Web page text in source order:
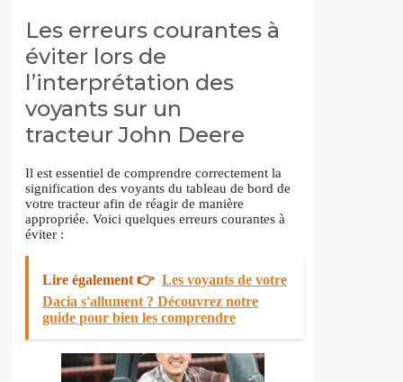
Les erreurs courantes à
éviter lors de
l’interprétation des
voyants sur un
tracteur John Deere
Il est essentiel de comprendre correctement la
signification des voyants du tableau de bord de
votre tracteur afin de réagir de manière
appropriée. Voici quelques erreurs courantes à
éviter :
Lire également 👉 Les voyants de votre
Dacia s'allument ? Découvrez notre
guide pour bien les comprendre